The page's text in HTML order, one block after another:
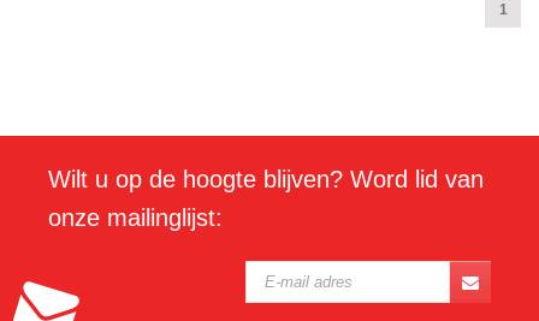
1
Wilt u op de hoogte blijven? Word lid van
onze mailinglijst: